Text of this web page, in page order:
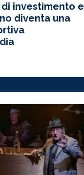
di investimento e
diventa una